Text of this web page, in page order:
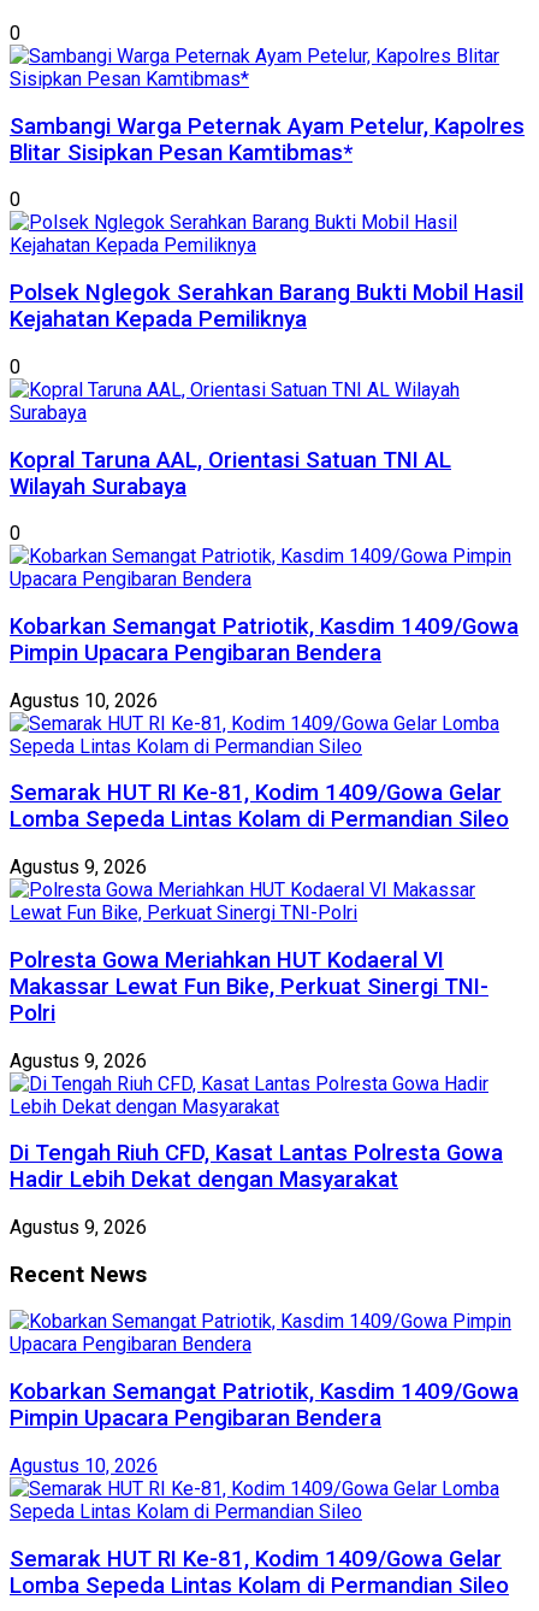
0
Sambangi Warga Peternak Ayam Petelur, Kapolres
Blitar Sisipkan Pesan Kamtibmas*
0
Polsek Nglegok Serahkan Barang Bukti Mobil Hasil
Kejahatan Kepada Pemiliknya
0
Kopral Taruna AAL, Orientasi Satuan TNI AL
Wilayah Surabaya
0
Kobarkan Semangat Patriotik, Kasdim 1409/Gowa
Pimpin Upacara Pengibaran Bendera
Agustus 10, 2026
Semarak HUT RI Ke-81, Kodim 1409/Gowa Gelar
Lomba Sepeda Lintas Kolam di Permandian Sileo
Agustus 9, 2026
Polresta Gowa Meriahkan HUT Kodaeral VI
Makassar Lewat Fun Bike, Perkuat Sinergi TNI-
Polri
Agustus 9, 2026
Di Tengah Riuh CFD, Kasat Lantas Polresta Gowa
Hadir Lebih Dekat dengan Masyarakat
Agustus 9, 2026
Recent News
Kobarkan Semangat Patriotik, Kasdim 1409/Gowa
Pimpin Upacara Pengibaran Bendera
Agustus 10, 2026
Semarak HUT RI Ke-81, Kodim 1409/Gowa Gelar
Lomba Sepeda Lintas Kolam di Permandian Sileo